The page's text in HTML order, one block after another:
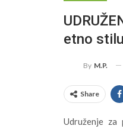
etno stilu
By M.P.
Share
Udruženje za